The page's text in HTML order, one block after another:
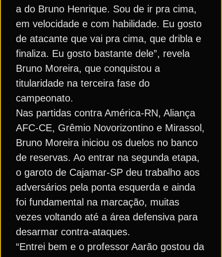
a do Bruno Henrique. Sou de ir pra cima,
em velocidade e com habilidade. Eu gosto
de atacante que vai pra cima, que dribla e
finaliza. Eu gosto bastante dele”, revela
Bruno Moreira, que conquistou a
titularidade na terceira fase do
campeonato.
Nas partidas contra América-RN, Aliança
AFC-CE, Grêmio Novorizontino e Mirassol,
Bruno Moreira iniciou os duelos no banco
de reservas. Ao entrar na segunda etapa,
o garoto de Cajamar-SP deu trabalho aos
adversários pela ponta esquerda e ainda
foi fundamental na marcação, muitas
vezes voltando até a área defensiva para
desarmar contra-ataques.
“Entrei bem e o professor Aarão gostou da